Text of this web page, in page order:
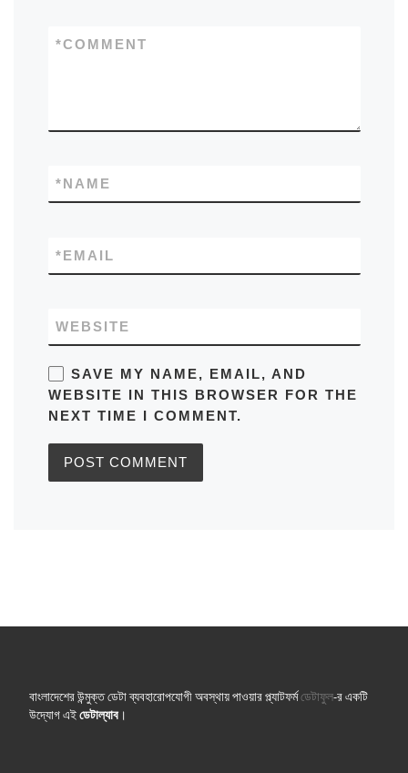
COMMENT
*
NAME
*
EMAIL
*
WEBSITE
SAVE MY NAME, EMAIL, AND
WEBSITE IN THIS BROWSER FOR THE
NEXT TIME I COMMENT.
বাংলাদেশের উন্মুক্ত ডেটা ব্যবহারোপযোগী অবস্থায় পাওয়ার প্ল্যাটফর্মডেটাফুল-র একটি
উদ্যোগ এইডেটাল্যাব।